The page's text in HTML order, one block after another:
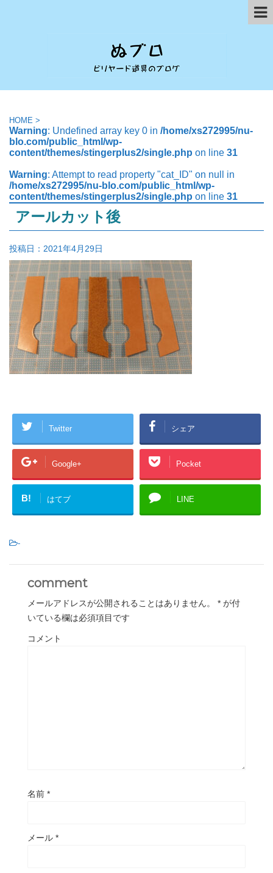
HOME >
Warning: Undefined array key 0 in /home/xs272995/nu-
blo.com/public_html/wp-
content/themes/stingerplus2/single.php on line 31
Warning: Attempt to read property "cat_ID" on null in
/home/xs272995/nu-blo.com/public_html/wp-
content/themes/stingerplus2/single.php on line 31
アールカット後
投稿日： 2021年4月29日
Twitter シェア
Google+ Pocket
B! はてブ LINE
-
comment
メールアドレスが公開されることはありません。 * が付
いている欄は必須項目です
コメント
名前 *
メール *